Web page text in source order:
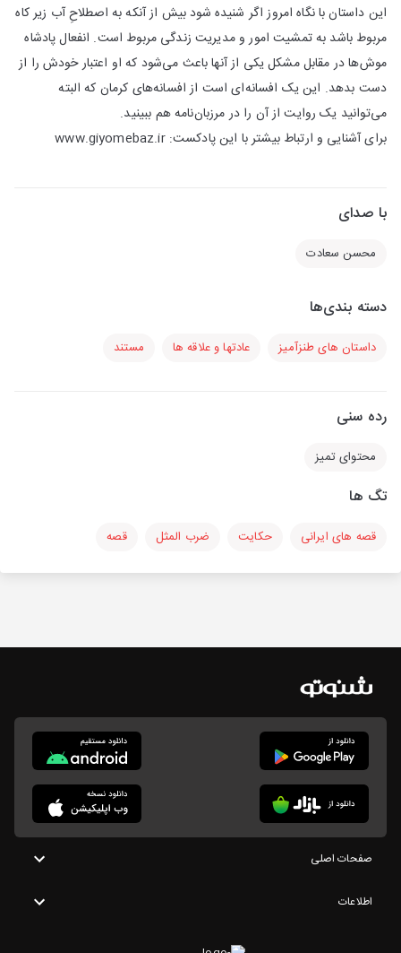
این داستان با نگاه امروز اگر شنیده شود بیش از آنکه به اصطلاحِ آب زیر کاه
مربوط باشد به تمشیت امور و مدیریت زندگی مربوط است. انفعال پادشاه
موش‌ها در مقابل مشکل یکی از آنها باعث می‌شود که او اعتبار خودش را از
دست بدهد. این یک افسانه‎‌ای است از افسانه‌های کرمان که البته
می‌توانید یک روایت از آن را در مرزبان‌نامه هم ببینید.
برای آشنایی و ارتباط بیشتر با این پادکست: www.giyomebaz.ir
با صدای
محسن سعادت
دسته بندی‌ها
داستان های طنزآمیز عادتها و علاقه ها مستند
رده سنی
محتوای تمیز
تگ ها
قصه های ایرانی حکایت ضرب المثل قصه
صفحات اصلی
اطلاعات